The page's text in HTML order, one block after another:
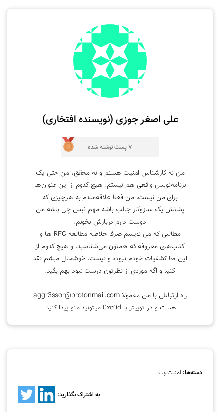
علی اصغر جوزی (نویسنده افتخاری)
7 پست نوشته شده
من نه کارشناس امنیت هستم و نه محقق، من حتی یک
برنامه‌نویس واقعی هم نیستم. هیچ کدوم از این عنوان‌ها
برای من نیست. من فقط علاقه‌مندم به هرچیزی که
پشتش یک سازوکار جالب باشه مهم نیس چی باشه من
دوست دارم دربارش بخونم.
مطالبی که می نویسم صرفا خلاصه مطالعه RFC ها و
کتاب‌های معروفه که همتون می‌شناسید. و هیچ کدوم از
این ها کشفیات خودم نبوده و نیست. خوشحال میشم نقد
کنید و اگه موردی از نظرتون درست نبود بهم بگید.
راه ارتباطی با من معمولا aggr3ssor@protonmail.com
هست و در توییتر با 0xc0d میتونید منو پیدا کنید.
دسته‌ها: امنیت وب
به اشتراک بگذارید: